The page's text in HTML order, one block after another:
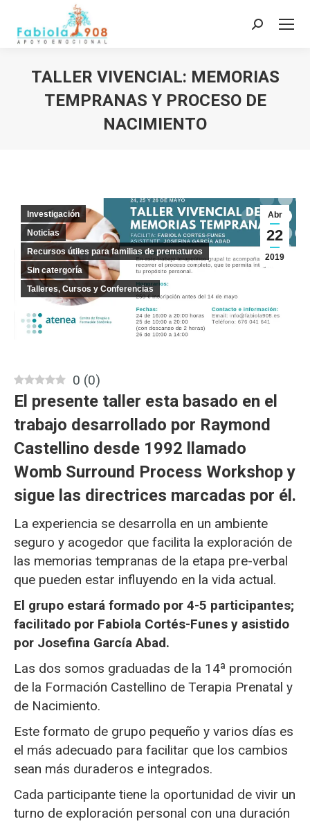
Buscar:
TALLER VIVENCIAL: MEMORIAS
TEMPRANAS Y PROCESO DE
NACIMIENTO
Abr
22
2019
Investigación
Noticias
Recursos útiles para familias de prematuros
Sin catergoría
Talleres, Cursos y Conferencias
0 (0)
El presente taller esta basado en el
trabajo desarrollado por Raymond
Castellino desde 1992 llamado
Womb Surround Process Workshopy
sigue las directrices marcadas por él.
La experiencia se desarrolla en un ambiente
seguro y acogedor que facilita la exploración de
las memorias tempranas de la etapa pre-verbal
que pueden estar influyendo en la vida actual.
El grupo estará formado por 4-5 participantes;
facilitado por Fabiola Cortés-Funes y asistido
por Josefina García Abad.
Las dos somos graduadas de la 14ª promoción
de la Formación Castellino de Terapia Prenatal y
de Nacimiento.
Este formato de grupo pequeño y varios días es
el más adecuado para facilitar que los cambios
sean más duraderos e integrados.
Cada participante tiene la oportunidad de vivir un
turno de exploración personal con una duración